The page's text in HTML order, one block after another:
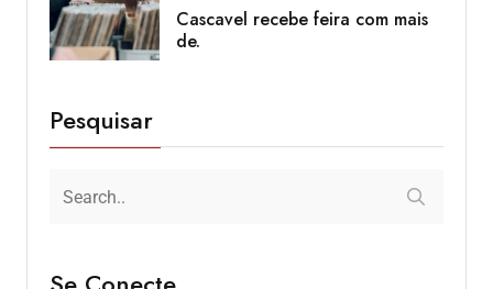
Cascavel recebe feira com mais
de.
Pesquisar